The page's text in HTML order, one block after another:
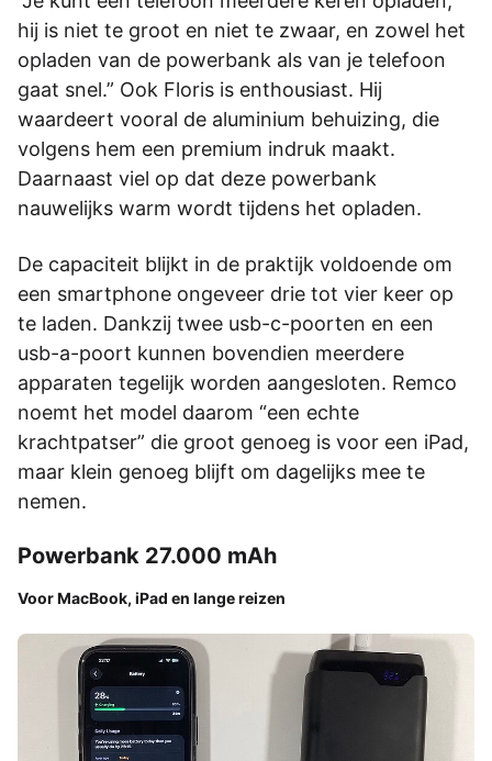
hij is niet te groot en niet te zwaar, en zowel het
opladen van de powerbank als van je telefoon
gaat snel.” Ook Floris is enthousiast. Hij
waardeert vooral de aluminium behuizing, die
volgens hem een premium indruk maakt.
Daarnaast viel op dat deze powerbank
nauwelijks warm wordt tijdens het opladen.
De capaciteit blijkt in de praktijk voldoende om
een smartphone ongeveer drie tot vier keer op
te laden. Dankzij twee usb-c-poorten en een
usb-a-poort kunnen bovendien meerdere
apparaten tegelijk worden aangesloten. Remco
noemt het model daarom “een echte
krachtpatser” die groot genoeg is voor een iPad,
maar klein genoeg blijft om dagelijks mee te
nemen.
Powerbank 27.000 mAh
Voor MacBook, iPad en lange reizen